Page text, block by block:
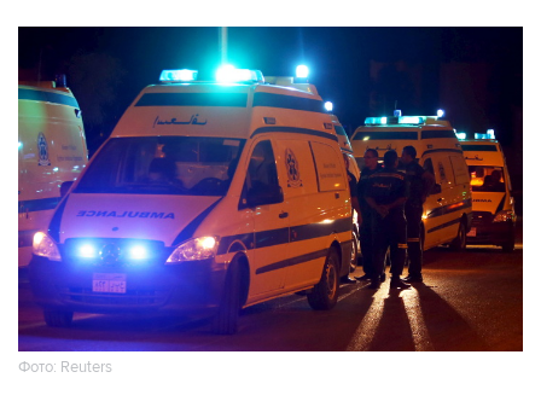
Фото: Reuters